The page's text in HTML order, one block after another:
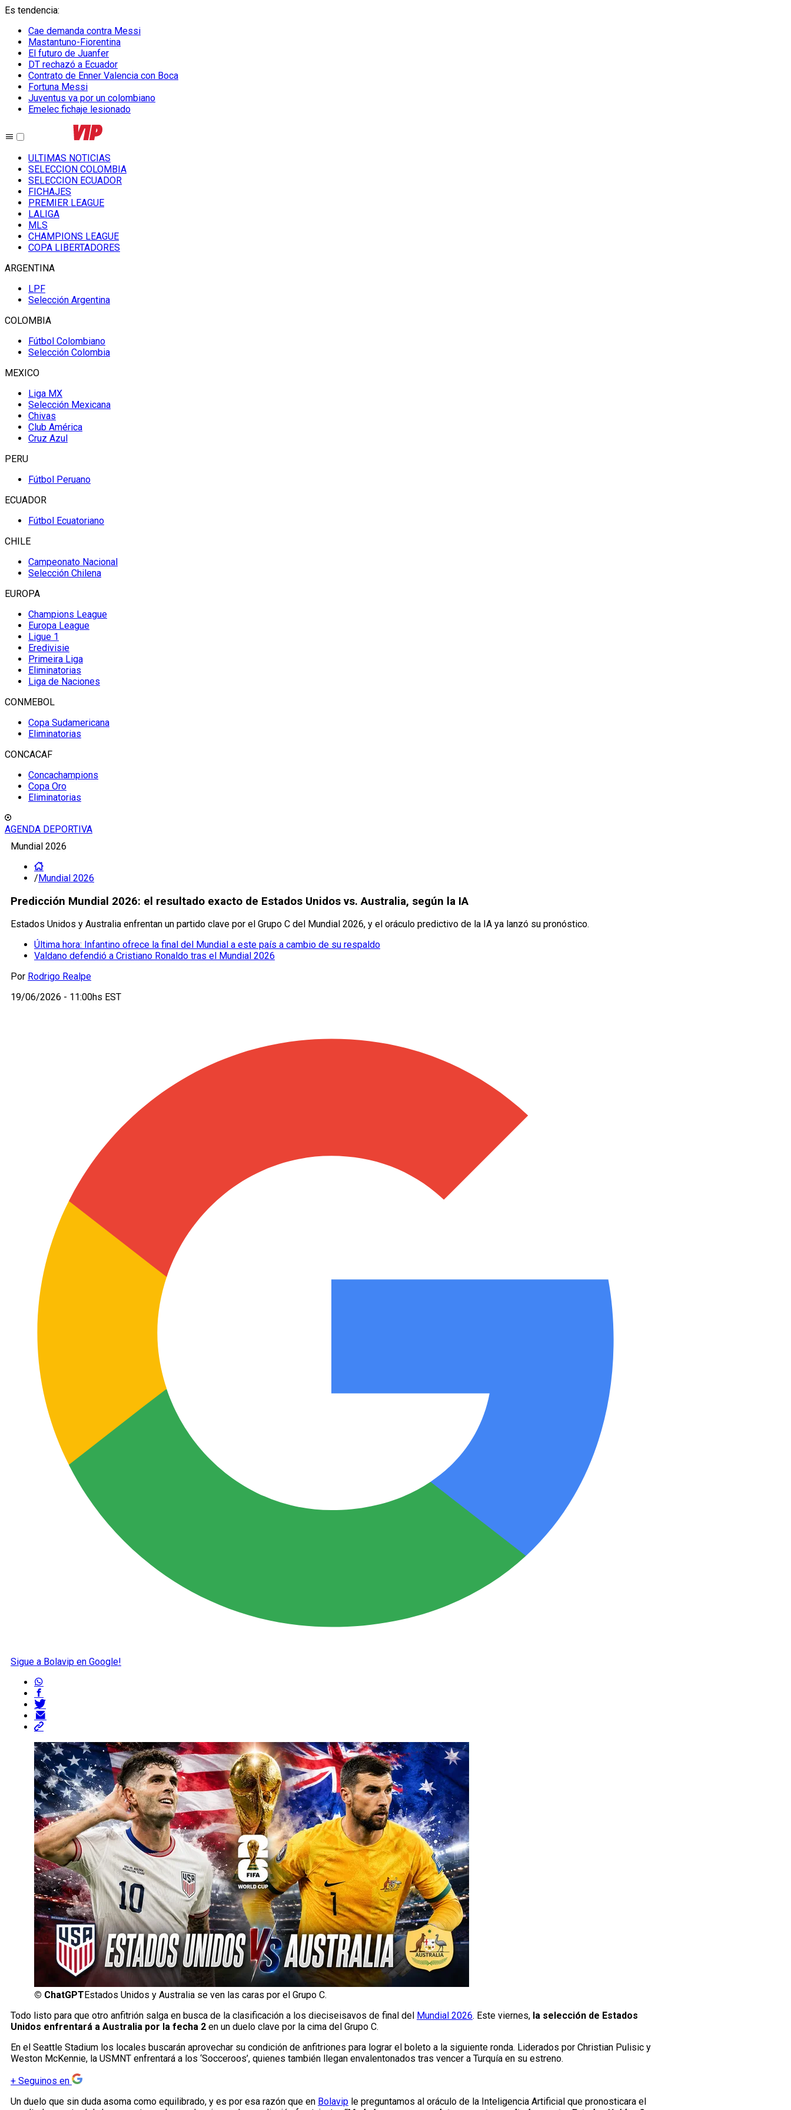
Es tendencia:
Cae demanda contra Messi
Mastantuno-Fiorentina
El futuro de Juanfer
DT rechazó a Ecuador
Contrato de Enner Valencia con Boca
Fortuna Messi
Juventus va por un colombiano
Emelec fichaje lesionado
ULTIMAS NOTICIAS
SELECCION COLOMBIA
SELECCION ECUADOR
FICHAJES
PREMIER LEAGUE
LALIGA
MLS
CHAMPIONS LEAGUE
COPA LIBERTADORES
ARGENTINA
LPF
Selección Argentina
COLOMBIA
Fútbol Colombiano
Selección Colombia
MEXICO
Liga MX
Selección Mexicana
Chivas
Club América
Cruz Azul
PERU
Fútbol Peruano
ECUADOR
Fútbol Ecuatoriano
CHILE
Campeonato Nacional
Selección Chilena
EUROPA
Champions League
Europa League
Ligue 1
Eredivisie
Primeira Liga
Eliminatorias
Liga de Naciones
CONMEBOL
Copa Sudamericana
Eliminatorias
CONCACAF
Concachampions
Copa Oro
Eliminatorias
AGENDA DEPORTIVA
Mundial 2026
/Mundial 2026
Predicción Mundial 2026: el resultado exacto de Estados Unidos vs. Australia, según la IA
Estados Unidos y Australia enfrentan un partido clave por el Grupo C del Mundial 2026, y el oráculo predictivo de la IA ya lanzó su pronóstico.
Última hora: Infantino ofrece la final del Mundial a este país a cambio de su respaldo
Valdano defendió a Cristiano Ronaldo tras el Mundial 2026
Por Rodrigo Realpe
19/06/2026 - 11:00hs EST
Sigue a Bolavip en Google!
© ChatGPT Estados Unidos y Australia se ven las caras por el Grupo C.
Todo listo para que otro anfitrión salga en busca de la clasificación a los dieciseisavos de final del Mundial 2026. Este viernes, la selección de Estados
Unidos enfrentará a Australia por la fecha 2 en un duelo clave por la cima del Grupo C.
En el Seattle Stadium los locales buscarán aprovechar su condición de anfitriones para lograr el boleto a la siguiente ronda. Liderados por Christian Pulisic y
Weston McKennie, la USMNT enfrentará a los ‘Socceroos’, quienes también llegan envalentonados tras vencer a Turquía en su estreno.
+ Seguinos en
Un duelo que sin duda asoma como equilibrado, y es por esa razón que en Bolavip le preguntamos al oráculo de la Inteligencia Artificial que pronosticara el